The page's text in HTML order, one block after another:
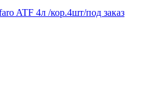
ATF 4л /кор.4шт/под заказ